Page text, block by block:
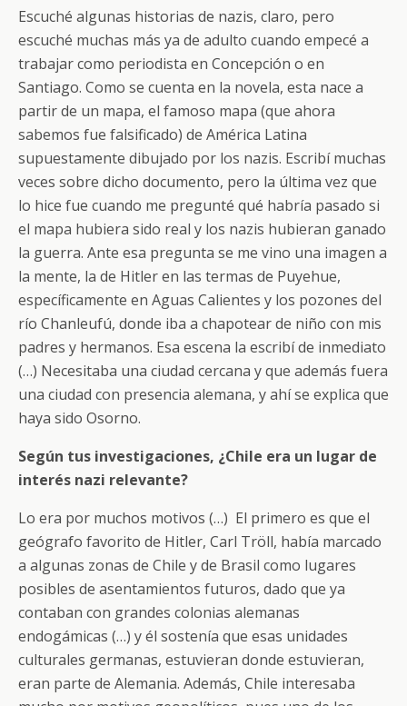
Escuché algunas historias de nazis, claro, pero
escuché muchas más ya de adulto cuando empecé a
trabajar como periodista en Concepción o en
Santiago. Como se cuenta en la novela, esta nace a
partir de un mapa, el famoso mapa (que ahora
sabemos fue falsificado) de América Latina
supuestamente dibujado por los nazis. Escribí muchas
veces sobre dicho documento, pero la última vez que
lo hice fue cuando me pregunté qué habría pasado si
el mapa hubiera sido real y los nazis hubieran ganado
la guerra. Ante esa pregunta se me vino una imagen a
la mente, la de Hitler en las termas de Puyehue,
específicamente en Aguas Calientes y los pozones del
río Chanleufú, donde iba a chapotear de niño con mis
padres y hermanos. Esa escena la escribí de inmediato
(…) Necesitaba una ciudad cercana y que además fuera
una ciudad con presencia alemana, y ahí se explica que
haya sido Osorno.
Según tus investigaciones, ¿Chile era un lugar de
interés nazi relevante?
Lo era por muchos motivos (…) El primero es que el
geógrafo favorito de Hitler, Carl Tröll, había marcado
a algunas zonas de Chile y de Brasil como lugares
posibles de asentamientos futuros, dado que ya
contaban con grandes colonias alemanas
endogámicas (…) y él sostenía que esas unidades
culturales germanas, estuvieran donde estuvieran,
eran parte de Alemania. Además, Chile interesaba